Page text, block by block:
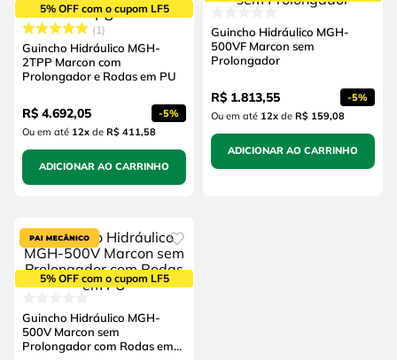
5% OFF com o cupom LF5
1
Guincho Hidráulico MGH-
2TPP Marcon com
Prolongador e Rodas em PU
R$ 4.692,05 -5%
Ou em até 12xde R$ 411,58
ADICIONAR AO CARRINHO
Guincho Hidráulico MGH-
500VF Marcon sem
Prolongador
R$ 1.813,55 -5%
Ou em até 12xde R$ 159,08
ADICIONAR AO CARRINHO
5% OFF com o cupom LF5
Guincho Hidráulico MGH-
500V Marcon sem
Prolongador com Rodas em